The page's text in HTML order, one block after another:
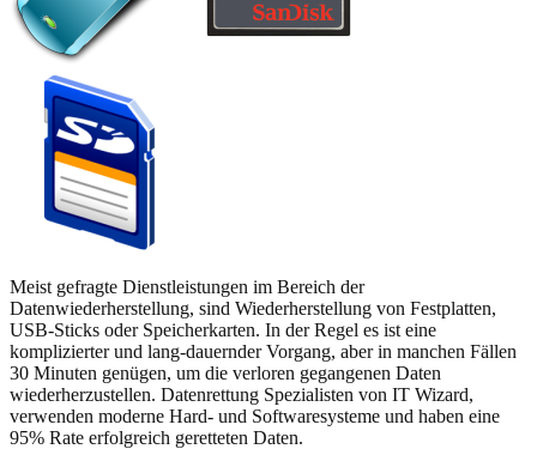
Meist gefragte Dienstleistungen im Bereich der
Datenwiederherstellung, sind Wiederherstellung von Festplatten,
USB-Sticks oder Speicherkarten. In der Regel es ist eine
komplizierter und lang-dauernder Vorgang, aber in manchen Fällen
30 Minuten genügen, um die verloren gegangenen Daten
wiederherzustellen. Datenrettung Spezialisten von IT Wizard,
verwenden moderne Hard- und Softwaresysteme und haben eine
95% Rate erfolgreich geretteten Daten.